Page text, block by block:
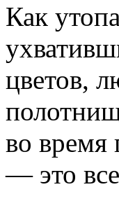
Как
цветов,
во время
— это